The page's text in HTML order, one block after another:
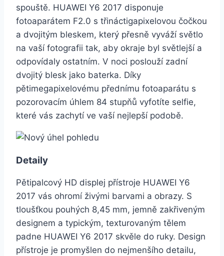
spouště. HUAWEI Y6 2017 disponuje
fotoaparátem F2.0 s třináctigapixelovou čočkou
a dvojitým bleskem, který přesně vyváží světlo
na vaší fotografii tak, aby okraje byl světlejší a
odpovídaly ostatním. V noci poslouží zadní
dvojitý blesk jako baterka. Díky
pětimegapixelovému přednímu fotoaparátu s
pozorovacím úhlem 84 stupňů vyfotíte selfie,
které vás zachytí ve vaší nejlepší podobě.
Detaily
Pětipalcový HD displej přístroje HUAWEI Y6
2017 vás ohromí živými barvami a obrazy. S
tloušťkou pouhých 8,45 mm, jemně zakřiveným
designem a typickým, texturovaným tělem
padne HUAWEI Y6 2017 skvěle do ruky. Design
přístroje je promyšlen do nejmenšího detailu,